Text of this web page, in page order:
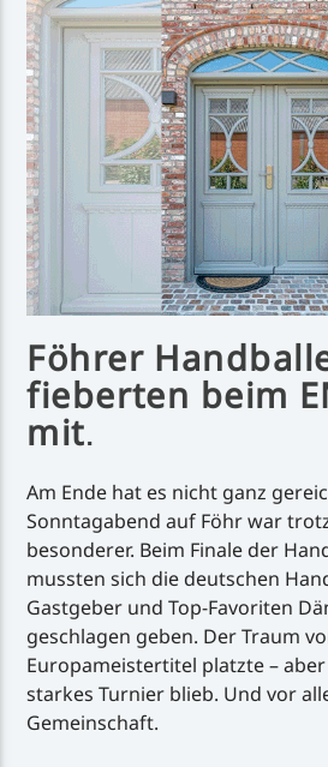
Handystream
Föhrer
fieberten beim
mit.
Am Ende hat es nicht ganz
Sonntagabend auf Föhr war
besonderer. Beim Finale der
mussten sich die deutschen
Gastgeber und Top-Favoriten
geschlagen geben. Der Traum
Europameistertitel platzte –
starkes Turnier blieb. Und vor
Gemeinschaft.